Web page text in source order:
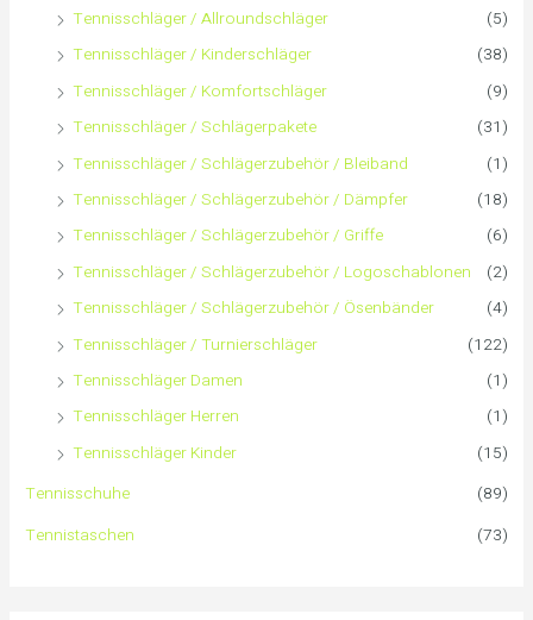
Tennisschläger / Allroundschläger
(5)
Tennisschläger / Kinderschläger
(38)
Tennisschläger / Komfortschläger
(9)
Tennisschläger / Schlägerpakete
(31)
Tennisschläger / Schlägerzubehör / Bleiband
(1)
Tennisschläger / Schlägerzubehör / Dämpfer
(18)
Tennisschläger / Schlägerzubehör / Griffe
(6)
Tennisschläger / Schlägerzubehör / Logoschablonen
(2)
Tennisschläger / Schlägerzubehör / Ösenbänder
(4)
Tennisschläger / Turnierschläger
(122)
Tennisschläger Damen
(1)
Tennisschläger Herren
(1)
Tennisschläger Kinder
(15)
Tennisschuhe
(89)
Tennistaschen
(73)